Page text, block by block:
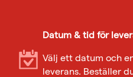
Datum & tid för
Välj ett datum och
leverans. Beställer